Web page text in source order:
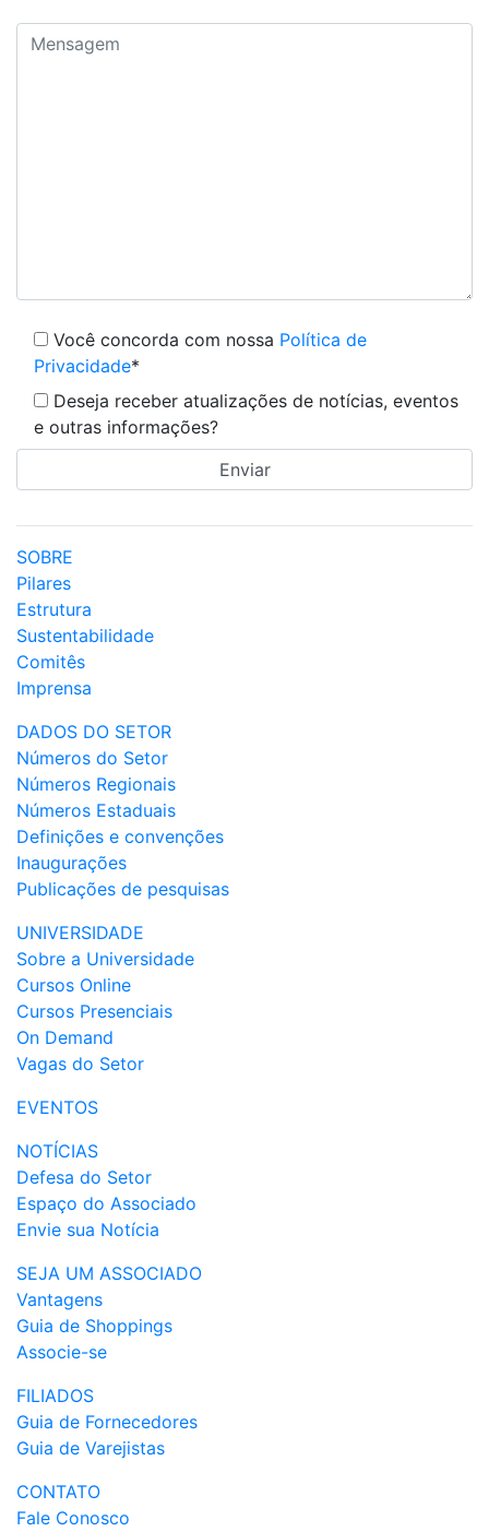
Você concorda com nossa Política de
Privacidade*
Deseja receber atualizações de notícias, eventos
e outras informações?
SOBRE
Pilares
Estrutura
Sustentabilidade
Comitês
Imprensa
DADOS DO SETOR
Números do Setor
Números Regionais
Números Estaduais
Definições e convenções
Inaugurações
Publicações de pesquisas
UNIVERSIDADE
Sobre a Universidade
Cursos Online
Cursos Presenciais
On Demand
Vagas do Setor
EVENTOS
NOTÍCIAS
Defesa do Setor
Espaço do Associado
Envie sua Notícia
SEJA UM ASSOCIADO
Vantagens
Guia de Shoppings
Associe-se
FILIADOS
Guia de Fornecedores
Guia de Varejistas
CONTATO
Fale Conosco